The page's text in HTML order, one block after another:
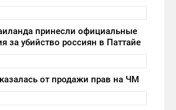
принесли официальные
за убийство россиян в Паттайе
от продажи прав на ЧМ